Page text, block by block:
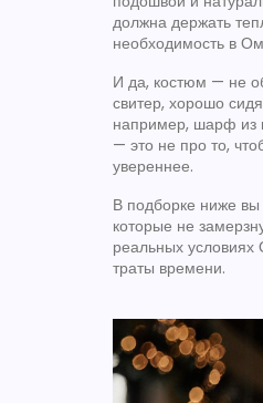
должна держать
необходимость в
И да, костюм — не
свитер, хорошо
например, шарф из
— это не про то,
увереннее.
В подборке ниже вы
которые не
реальных условиях
траты времени.